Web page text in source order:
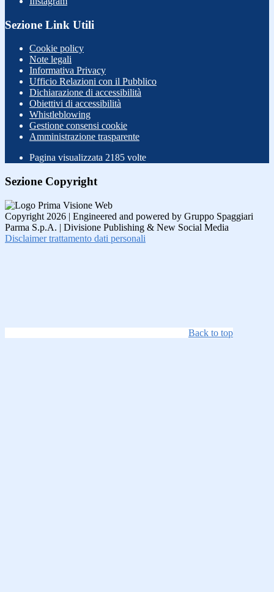
Sezione Link Utili
Cookie policy
Note legali
Informativa Privacy
Ufficio Relazioni con il Pubblico
Dichiarazione di accessibilità
Obiettivi di accessibilità
Whistleblowing
Gestione consensi cookie
Amministrazione trasparente
Pagina visualizzata 2185 volte
Sezione Copyright
Copyright 2026 | Engineered and powered by Gruppo Spaggiari
Parma S.p.A. | Divisione Publishing & New Social Media
Disclaimer trattamento dati personali
Back to top